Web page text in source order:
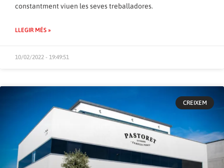
constantment viuen les seves treballadores.
LLEGIR MÉS »
10/02/2022 - 19:49:51
CREIXEM